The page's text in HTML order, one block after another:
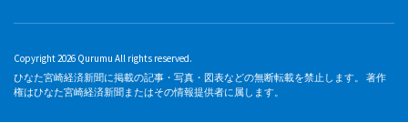
Copyright 2026 Qurumu All rights reserved.
ひなた宮崎経済新聞に掲載の記事・写真・図表などの無断転載を禁止します。 著作
権はひなた宮崎経済新聞またはその情報提供者に属します。